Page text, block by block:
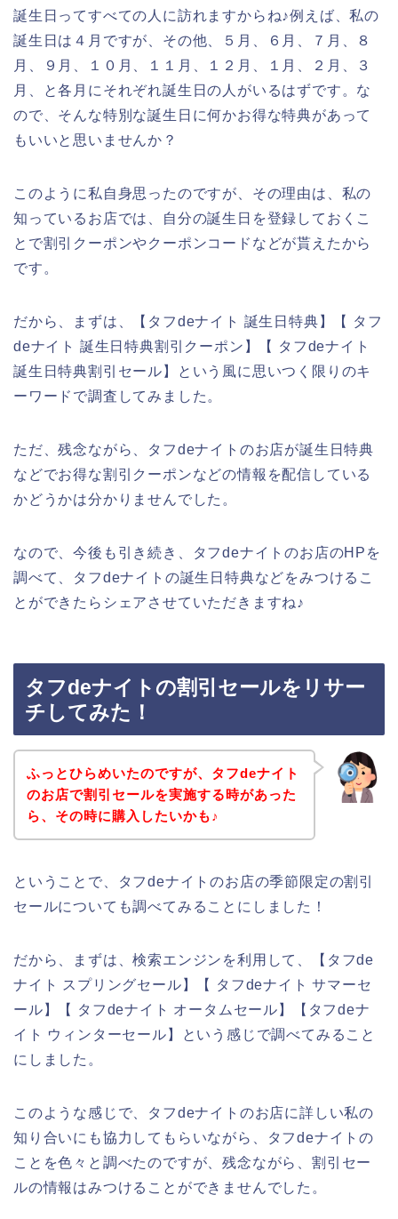
誕生日ってすべての人に訪れますからね♪例えば、私の
誕生日は４月ですが、その他、５月、６月、７月、８
月、９月、１０月、１１月、１２月、１月、２月、３
月、と各月にそれぞれ誕生日の人がいるはずです。な
ので、そんな特別な誕生日に何かお得な特典があって
もいいと思いませんか？
このように私自身思ったのですが、その理由は、私の
知っているお店では、自分の誕生日を登録しておくこ
とで割引クーポンやクーポンコードなどが貰えたから
です。
だから、まずは、【タフdeナイト 誕生日特典】【 タフ
deナイト 誕生日特典割引クーポン】【 タフdeナイト
誕生日特典割引セール】という風に思いつく限りのキ
ーワードで調査してみました。
ただ、残念ながら、タフdeナイトのお店が誕生日特典
などでお得な割引クーポンなどの情報を配信している
かどうかは分かりませんでした。
なので、今後も引き続き、タフdeナイトのお店のHPを
調べて、タフdeナイトの誕生日特典などをみつけるこ
とができたらシェアさせていただきますね♪
タフdeナイトの割引セールをリサー
チしてみた！
ふっとひらめいたのですが、タフdeナイト
のお店で割引セールを実施する時があった
ら、その時に購入したいかも♪
ということで、タフdeナイトのお店の季節限定の割引
セールについても調べてみることにしました！
だから、まずは、検索エンジンを利用して、【タフde
ナイト スプリングセール】【 タフdeナイト サマーセ
ール】【 タフdeナイト オータムセール】【タフdeナ
イト ウィンターセール】という感じで調べてみること
にしました。
このような感じで、タフdeナイトのお店に詳しい私の
知り合いにも協力してもらいながら、タフdeナイトの
ことを色々と調べたのですが、残念ながら、割引セー
ルの情報はみつけることができませんでした。